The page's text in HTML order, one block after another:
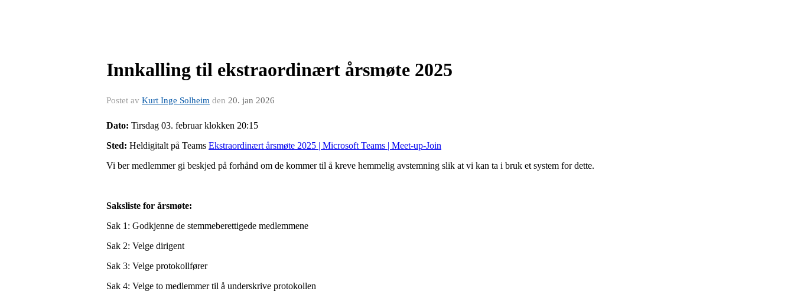
Innkalling til ekstraordinært årsmøte 2025
Postet av Kurt Inge Solheim den 20. jan 2026
Dato: Tirsdag 03. februar klokken 20:15
Sted: Heldigitalt på Teams Ekstraordinært årsmøte 2025 | Microsoft Teams | Meet-up-Join
Vi ber medlemmer gi beskjed på forhånd om de kommer til å kreve hemmelig avstemning slik at vi kan ta i bruk et system for dette.
Saksliste for årsmøte:
Sak 1: Godkjenne de stemmeberettigede medlemmene
Sak 2: Velge dirigent
Sak 3: Velge protokollfører
Sak 4: Velge to medlemmer til å underskrive protokollen